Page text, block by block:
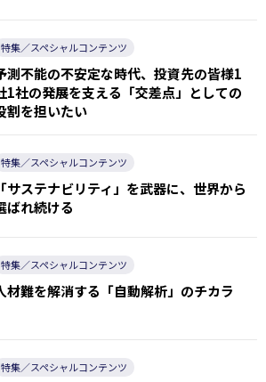
特集／スペシャルコンテンツ
測不能の不安定な時代、投資先の皆様1
1社の発展を支える「交差点」としての
割を担いたい
特集／スペシャルコンテンツ
「サステナビリティ」を武器に、世界から
ばれ続ける
特集／スペシャルコンテンツ
材難を解消する「自動解析」のチカラ
特集／スペシャルコンテンツ